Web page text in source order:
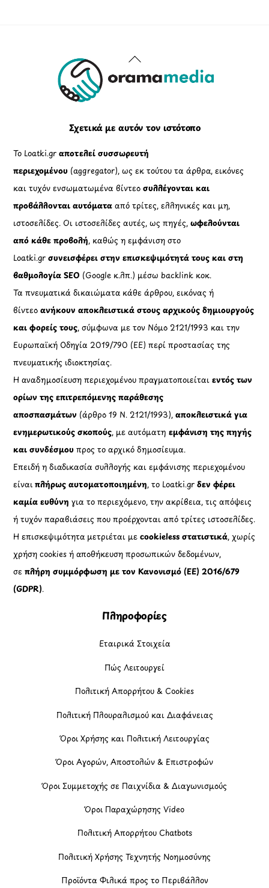
Back
To
Σχετικά με αυτόν τον ιστότοπο
Το Loatki.grαποτελεί συσσωρευτή
περιεχομένου (aggregator), ως εκ τούτου τα άρθρα, εικόνες
και τυχόν ενσωματωμένα βίντεοσυλλέγονται και
προβάλλονται αυτόματααπό τρίτες, ελληνικές και μη,
ιστοσελίδες. Οι ιστοσελίδες αυτές, ως πηγές,ωφελούνται
από κάθε προβολή, καθώς η εμφάνιση στο
Loatki.gr συνεισφέρει στην επισκεψιμότητά τους και στη
βαθμολογία SEO (Google κ.λπ.) μέσω backlink κοκ.
Τα πνευματικά δικαιώματα κάθε άρθρου, εικόνας ή
βίντεοανήκουν αποκλειστικά στους αρχικούς δημιουργούς
και φορείς τους, σύμφωνα με τον Νόμο 2121/1993 και την
Ευρωπαϊκή Οδηγία 2019/790 (ΕΕ) περί προστασίας της
πνευματικής ιδιοκτησίας.
Η αναδημοσίευση περιεχομένου πραγματοποιείταιεντός των
ορίων της επιτρεπόμενης παράθεσης
αποσπασμάτων (άρθρο 19 Ν. 2121/1993), αποκλειστικά για
ενημερωτικούς σκοπούς, με αυτόματηεμφάνιση της πηγής
και συνδέσμου προς το αρχικό δημοσίευμα.
Επειδή η διαδικασία συλλογής και εμφάνισης περιεχομένου
είναιπλήρως αυτοματοποιημένη, το Loatki.grδεν φέρει
καμία ευθύνη για το περιεχόμενο, την ακρίβεια, τις απόψεις
ή τυχόν παραβιάσεις που προέρχονται από τρίτες ιστοσελίδες.
Η επισκεψιμότητα μετριέται μεcookieless στατιστικά, χωρίς
χρήση cookies ή αποθήκευση προσωπικών δεδομένων,
σεπλήρη συμμόρφωση με τον Κανονισμό (ΕΕ) 2016/679
(GDPR).
Πληροφορίες
Εταιρικά Στοιχεία
Πώς Λειτουργεί
Πολιτική Απορρήτου & Cookies
Πολιτική Πλουραλισμού και Διαφάνειας
Όροι Χρήσης και Πολιτική Λειτουργίας
Όροι Αγορών, Αποστολών & Επιστροφών
Όροι Συμμετοχής σε Παιχνίδια & Διαγωνισμούς
Όροι Παραχώρησης Video
Πολιτική Απορρήτου Chatbots
Πολιτική Χρήσης Τεχνητής Νοημοσύνης
Προϊόντα Φιλικά προς το Περιβάλλον